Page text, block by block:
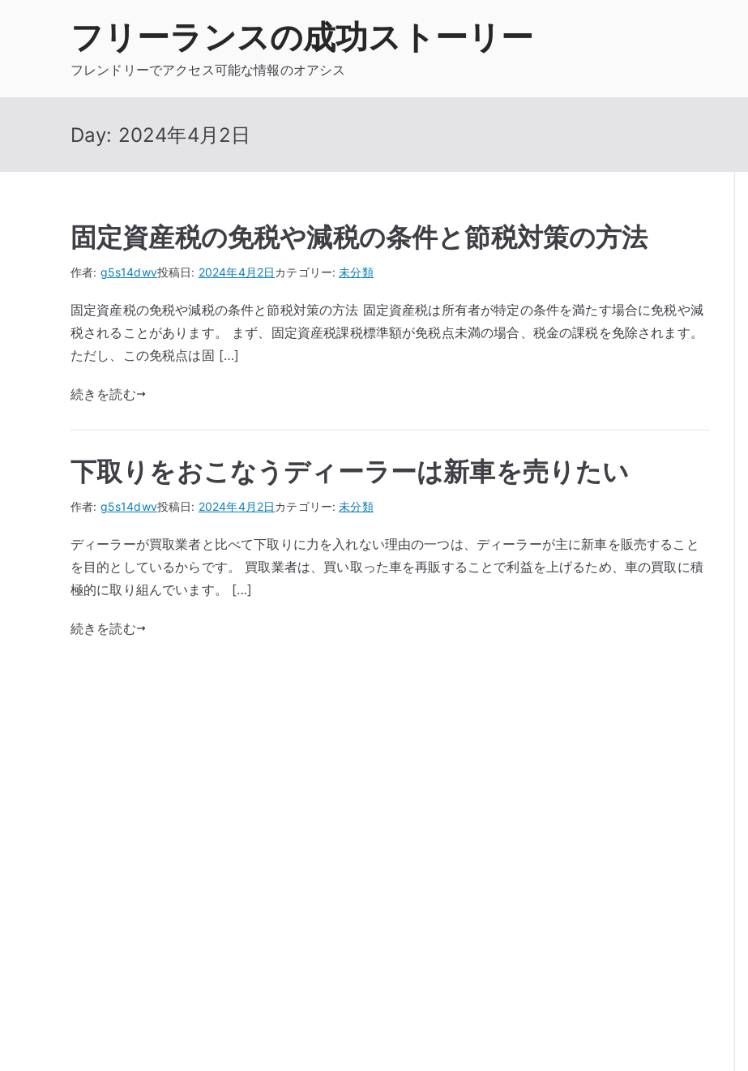
フリーランスの成功ストーリー
フレンドリーでアクセス可能な情報のオアシス
Day: 2024年4月2日
固定資産税の免税や減税の条件と節税対策の方法
作者: g5s14dwv投稿日: 2024年4月2日カテゴリー:未分類
固定資産税の免税や減税の条件と節税対策の方法 固定資産税は所有者が特定の条件を満たす場合に免税や減
税されることがあります。 まず、固定資産税課税標準額が免税点未満の場合、税金の課税を免除されます。
ただし、この免税点は固 […]
続きを読む
下取りをおこなうディーラーは新車を売りたい
作者: g5s14dwv投稿日: 2024年4月2日カテゴリー:未分類
ディーラーが買取業者と比べて下取りに力を入れない理由の一つは、ディーラーが主に新車を販売すること
を目的としているからです。 買取業者は、買い取った車を再販することで利益を上げるため、車の買取に積
極的に取り組んでいます。 […]
続きを読む